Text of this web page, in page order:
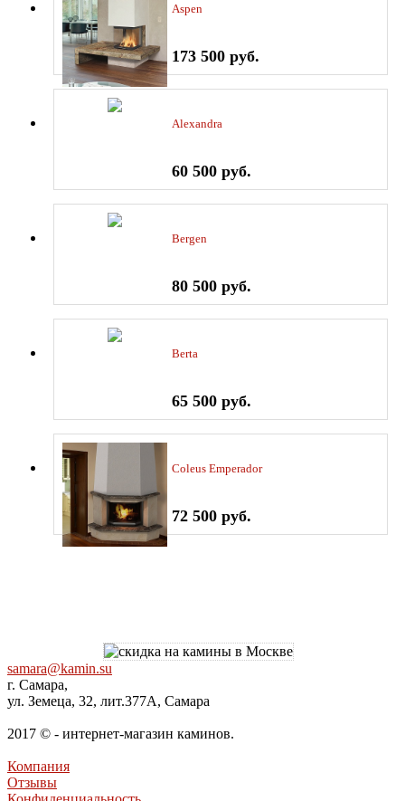
Aspen
173 500 руб.
Alexandra
60 500 руб.
Bergen
80 500 руб.
Berta
65 500 руб.
Coleus Emperador
72 500 руб.
samara@kamin.su
г. Самара,
ул. Земеца, 32, лит.377А, Самара
2017 © - интернет-магазин каминов.
Компания
Отзывы